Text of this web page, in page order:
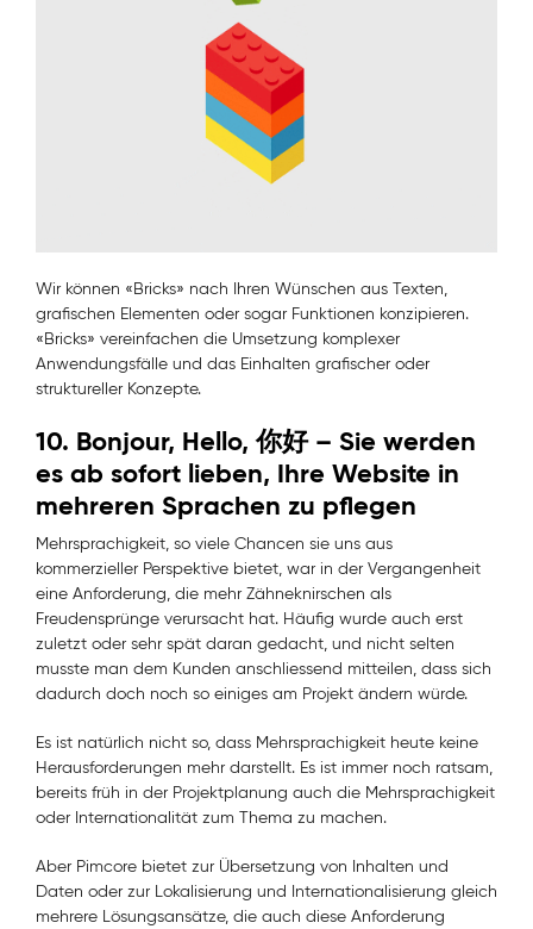
Wir können «Bricks» nach Ihren Wünschen aus Texten,
grafischen Elementen oder sogar Funktionen konzipieren.
«Bricks» vereinfachen die Umsetzung komplexer
Anwendungsfälle und das Einhalten grafischer oder
struktureller Konzepte.
10. Bonjour, Hello, 你好 – Sie werden
es ab sofort lieben, Ihre Website in
mehreren Sprachen zu pflegen
Mehrsprachigkeit, so viele Chancen sie uns aus
kommerzieller Perspektive bietet, war in der Vergangenheit
eine Anforderung, die mehr Zähneknirschen als
Freudensprünge verursacht hat. Häufig wurde auch erst
zuletzt oder sehr spät daran gedacht, und nicht selten
musste man dem Kunden anschliessend mitteilen, dass sich
dadurch doch noch so einiges am Projekt ändern würde.
Es ist natürlich nicht so, dass Mehrsprachigkeit heute keine
Herausforderungen mehr darstellt. Es ist immer noch ratsam,
bereits früh in der Projektplanung auch die Mehrsprachigkeit
oder Internationalität zum Thema zu machen.
Aber Pimcore bietet zur Übersetzung von Inhalten und
Daten oder zur Lokalisierung und Internationalisierung gleich
mehrere Lösungsansätze, die auch diese Anforderung